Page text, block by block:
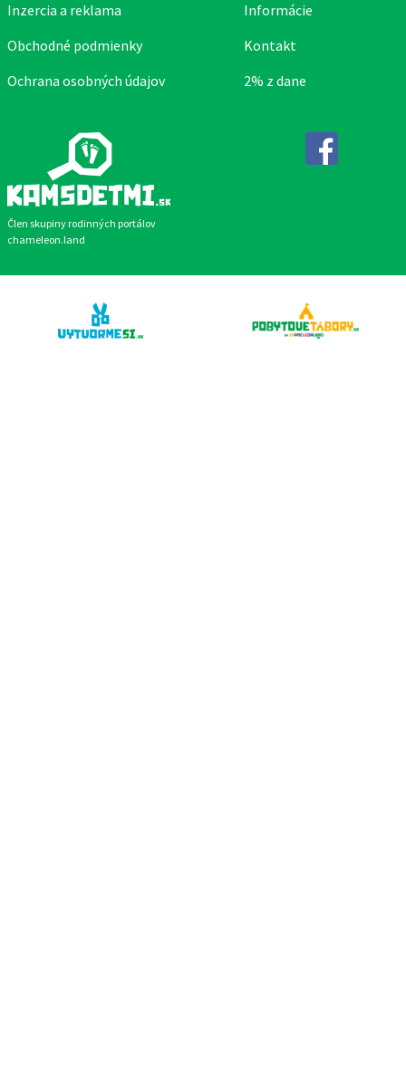
Člen skupiny rodinných portálov
chameleon.land
Inzercia a reklama
Obchodné podmienky
Ochrana osobných údajov
Informácie
Kontakt
2% z dane